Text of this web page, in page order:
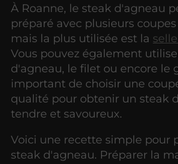
À Roanne, le steak d'agneau
préparé avec plusieurs
mais la plus utilisée est la
Vous pouvez également
d'agneau, le filet ou encore le
important de choisir une
qualité pour obtenir un steak
tendre et savoureux.
Voici une recette simple pour
steak d'agneau. Préparer la